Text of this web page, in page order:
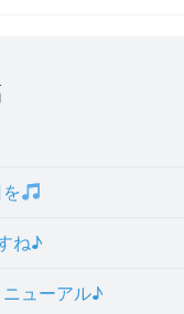
ね♪
ューアル♪